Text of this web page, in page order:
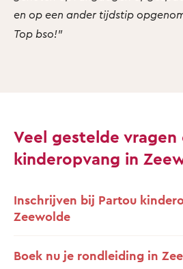
en op een ander tijdstip
Top bso!"
Veel gestelde vragen
kinderopvang in
Inschrijven bij Partou
Zeewolde
Boek nu je rondleiding in